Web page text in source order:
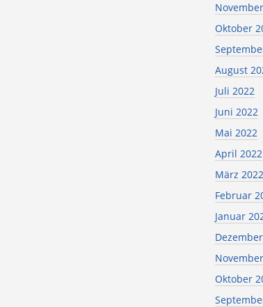
Oktober
August
Juli 2022
Juni 2022
Mai 2022
April 2022
März 2022
Februar
Januar
Oktober